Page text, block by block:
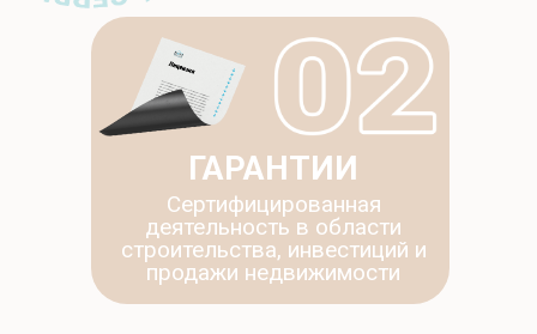
Сертифицированная
деятельность в области
строительства, инвестиций и
продажи недвижимости
ГАРАНТИИ